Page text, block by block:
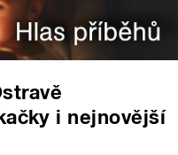
i nejnovější